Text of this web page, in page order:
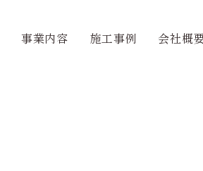
事業内容 施工事例 会社概